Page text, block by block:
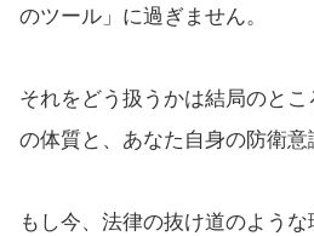
のツール」に過ぎません。
それをどう扱うかは結局のと
の体質と、あなた自身の防衛意
もし今、法律の抜け道のよう